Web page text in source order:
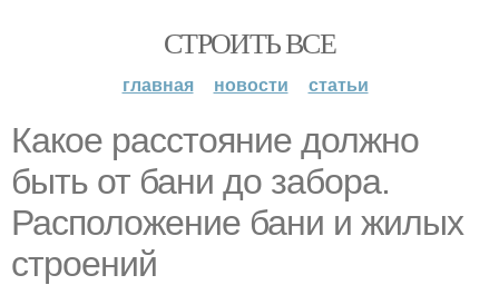
СТРОИТЬ ВСЕ
главная новости статьи
Какое расстояние должно
быть от бани до забора.
Расположение бани и жилых
строений